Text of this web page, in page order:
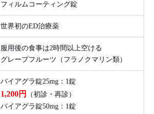
フィルムコーティング錠
世界初のED治療薬
服用後の食事は2時間以上空ける
グレープフルーツ（フラノクマリン類）
バイアグラ錠25mg：1錠
1,200円
（初診・再診）
バイアグラ錠50mg：1錠